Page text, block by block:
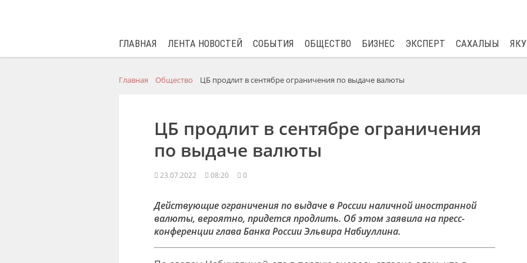
ГЛАВНАЯ ЛЕНТА НОВОСТЕЙ СОБЫТИЯ ОБЩЕСТВО БИЗНЕС ЭКСПЕРТ САХАЛЫЫ
Главная Общество ЦБ продлит в сентябре ограничения по выдаче валюты
ЦБ продлит в сентябре ограничения
по выдаче валюты
23.07.2022 08:20 0
Действующие ограничения по выдаче в России наличной иностранной
валюты, вероятно, придется продлить. Об этом заявила на пресс-
конференции глава Банка России Эльвира Набиуллина.